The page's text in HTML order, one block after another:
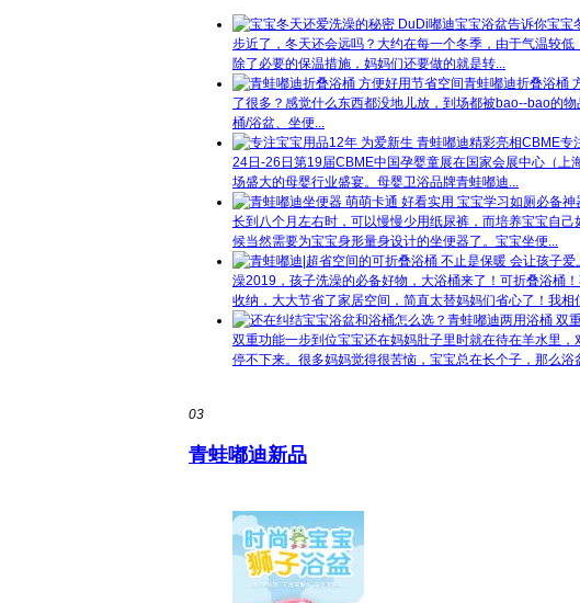
宝宝
步近了，冬天还会远吗？大约在每一个冬季，由于气温较
除了必要的保温措施，妈妈们还要做的就是转...
青蛙嘟迪折叠浴桶
了很多？感觉什么东西都没地儿放，到场都被bao--bao的
桶/浴盆、坐便...
专
24日-26日第19届CBME中国孕婴童展在国家会展中心（
场盛大的母婴行业盛宴。母婴卫浴品牌青蛙嘟迪...
长到八个月左右时，可以慢慢少用纸尿裤，而培养宝宝自
候当然需要为宝宝身形量身设计的坐便器了。宝宝坐便...
澡2019，孩子洗澡的必备好物，大浴桶来了！可折叠浴桶
收纳，大大节省了家居空间，简直太替妈妈们省心了！我相
双重功能一步到位宝宝还在妈妈肚子里时就在待在羊水里
停不下来。很多妈妈觉得很苦恼，宝宝总在长个子，那么浴
03
青蛙嘟迪新品